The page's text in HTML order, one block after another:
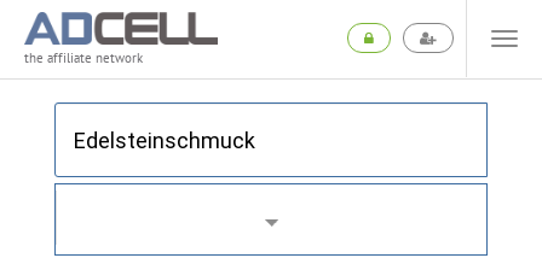
the affiliate network